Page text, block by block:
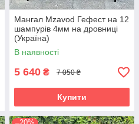
Мангал Mzavod Гефест на 12
шампурів 4мм на дровниці
(Україна)
В наявності
5 640 ₴ 7 050 ₴
Купити